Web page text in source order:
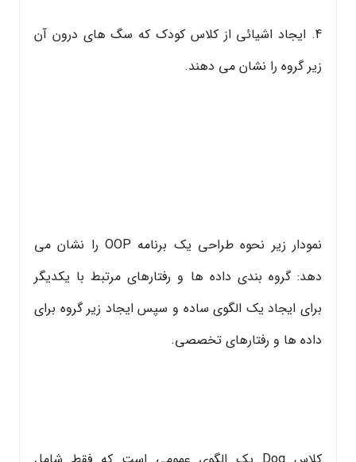
4. ایجاد اشیائی از کلاس کودک که سگ های درون آن
زیر گروه را نشان می دهند.
نمودار زیر نحوه طراحی یک برنامه OOP را نشان می
دهد: گروه بندی داده ها و رفتارهای مرتبط با یکدیگر
برای ایجاد یک الگوی ساده و سپس ایجاد زیر گروه برای
داده ها و رفتارهای تخصصی.